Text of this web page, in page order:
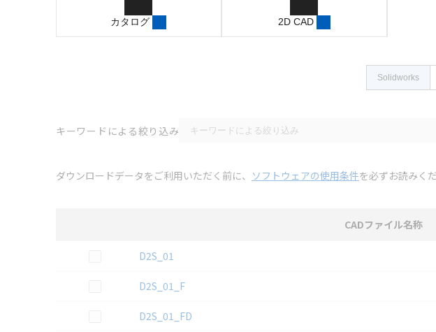
カタログ 2D CAD
Solidworks
キーワードによる絞り込み
ダウンロードデータをご利用いただく前に、 ソフトウェアの使用条件を必ずお読みくだ
CADファイル名称
この資料を選択
D2S_01
この資料を選択
D2S_01_F
この資料を選択
D2S_01_FD